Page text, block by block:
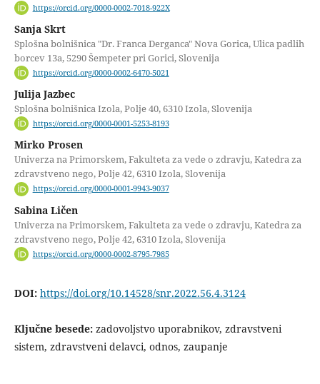
https://orcid.org/0000-0002-7018-922X
Sanja Skrt
Splošna bolnišnica "Dr. Franca Derganca" Nova Gorica, Ulica padlih
borcev 13a, 5290 Šempeter pri Gorici, Slovenija
https://orcid.org/0000-0002-6470-5021
Julija Jazbec
Splošna bolnišnica Izola, Polje 40, 6310 Izola, Slovenija
https://orcid.org/0000-0001-5253-8193
Mirko Prosen
Univerza na Primorskem, Fakulteta za vede o zdravju, Katedra za
zdravstveno nego, Polje 42, 6310 Izola, Slovenija
https://orcid.org/0000-0001-9943-9037
Sabina Ličen
Univerza na Primorskem, Fakulteta za vede o zdravju, Katedra za
zdravstveno nego, Polje 42, 6310 Izola, Slovenija
https://orcid.org/0000-0002-8795-7985
DOI: https://doi.org/10.14528/snr.2022.56.4.3124
Ključne besede: zadovoljstvo uporabnikov, zdravstveni
sistem, zdravstveni delavci, odnos, zaupanje